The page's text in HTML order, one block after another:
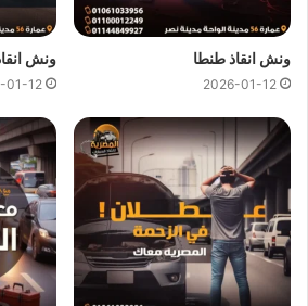
لدينا تعتبر رمزية لأننا نمتلكونش انقاذ قريب
اقرب ونش انقاذفي الاسماعيلية ،فريق
الاستعداد وجاهز دائما لمساعدتك في اي
لمساعدتك تشمل خدمات الانقاذ السريع
علي ما يلي:
انقاذالسيارات
نقل السيارات
ونش انقاذ طنطا
2026-01-12
ونش
01-12